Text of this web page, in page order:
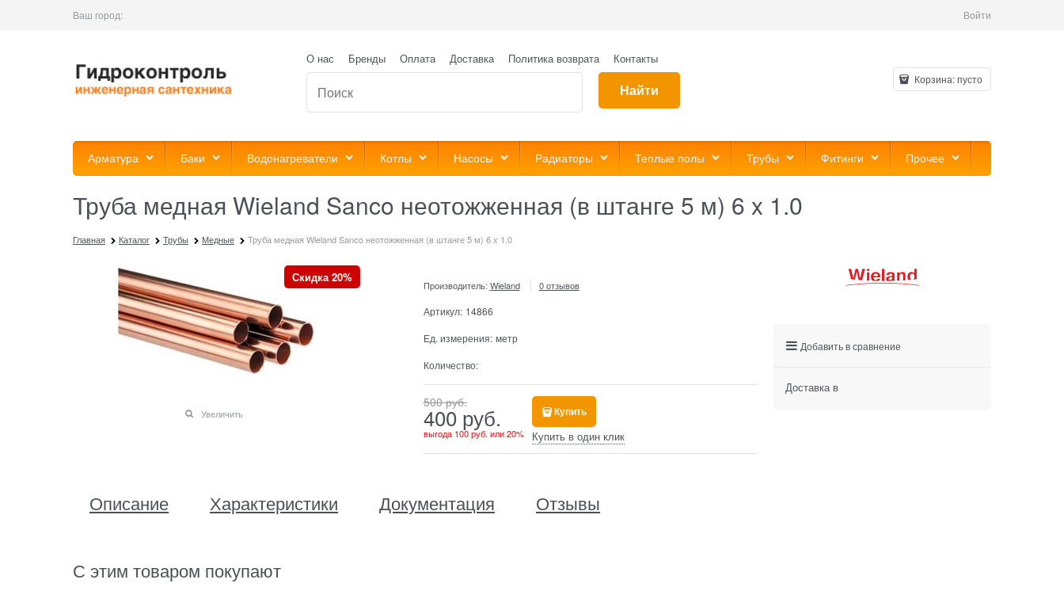
Ваш город: Войти
О нас Бренды Оплата Доставка Политика возврата Контакты
Найти
Корзина:пусто
Арматура Баки Водонагреватели Котлы Насосы Радиаторы Теплые полы Трубы Фитинги Прочее
Труба медная Wieland Sanco неотожженная (в штанге 5 м) 6 x 1.0
Главная Каталог Трубы Медные Труба медная Wieland Sanco неотожженная (в штанге 5 м) 6 x 1.0
Скидка 20%
Увеличить
Производитель: Wieland 0 отзывов
Артикул: 14866
Ед. измерения: метр
Количество:
500 руб.
400 руб.
выгода 100 руб. или20%
Купить
Купить в один клик
Описание Характеристики Документация Отзывы
С этим товаром покупают
Добавить в сравнение
Доставка в